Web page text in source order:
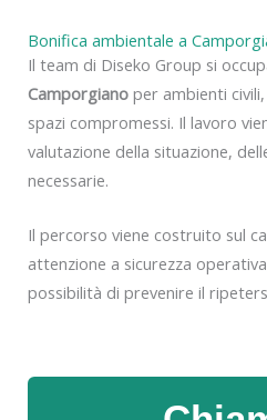
Bonifica ambientale a
Il team di Diseko Group si
Camporgiano per ambienti
spazi compromessi. Il lavoro
valutazione della situazione,
necessarie.
Il percorso viene costruito sul
attenzione a sicurezza
possibilità di prevenire il